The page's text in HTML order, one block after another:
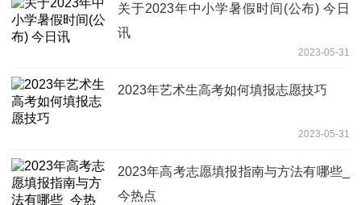
关于2023年中小学暑假时间(公布) 今日
讯
2023-05-31
2023年艺术生高考如何填报志愿技巧
2023-05-31
2023年高考志愿填报指南与方法有哪些_
今热点